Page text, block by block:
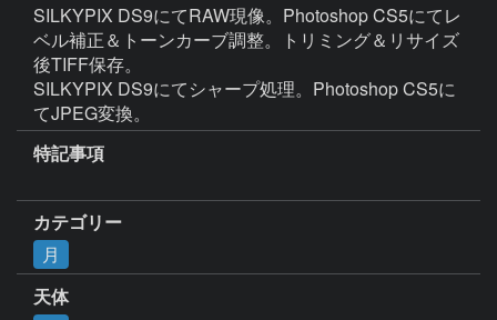
SILKYPIX DS9にてRAW現像。Photoshop CS5にてレ
ベル補正＆トーンカーブ調整。トリミング＆リサイズ
後TIFF保存。
SILKYPIX DS9にてシャープ処理。Photoshop CS5に
てJPEG変換。
特記事項
カテゴリー
月
天体